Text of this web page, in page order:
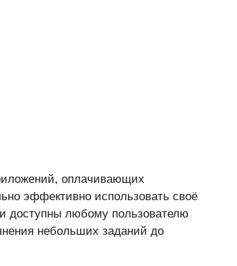
оплачивающих
эффективно использовать своё
доступны любому пользователю
небольших заданий до